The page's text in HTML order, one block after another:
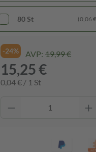
80 St (0,06
-24% AVP: 19,99 €
15,25 €
0,04 € / 1 St